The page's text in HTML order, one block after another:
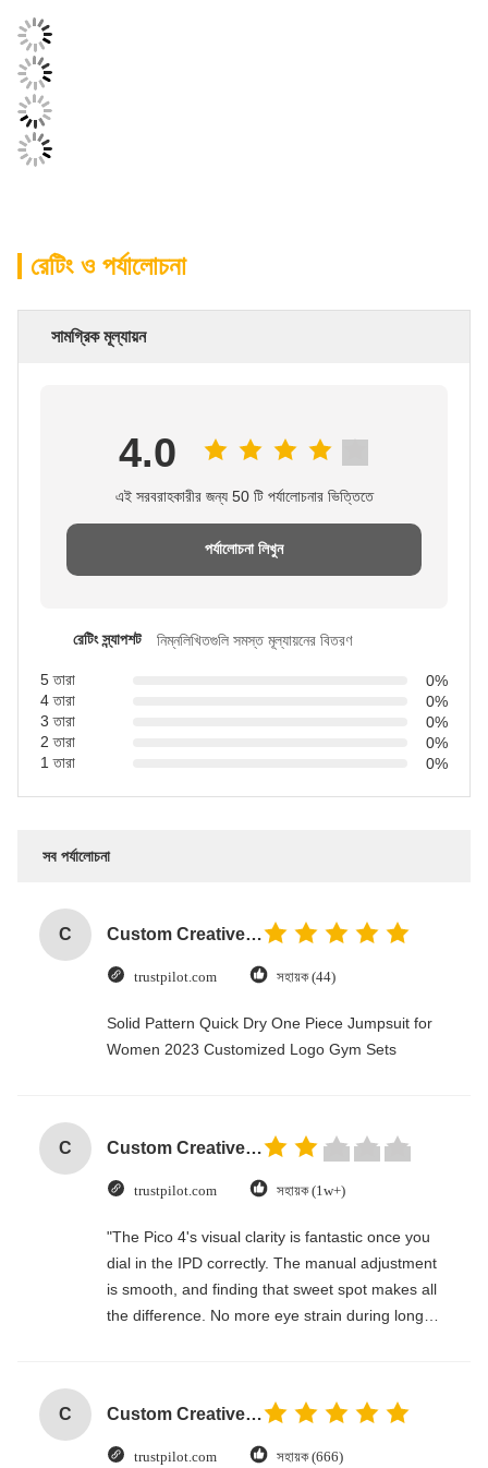
রেটিং ও পর্যালোচনা
সামগ্রিক মূল্যায়ন
4.0
এই সরবরাহকারীর জন্য 50 টি পর্যালোচনার ভিত্তিতে
পর্যালোচনা লিখুন
রেটিং স্ন্যাপশট নিম্নলিখিতগুলি সমস্ত মূল্যায়নের বিতরণ
5 তারা
0%
4 তারা
0%
3 তারা
0%
2 তারা
0%
1 তারা
0%
সব পর্যালোচনা
C Custom Creative Goodie Christmas Kraft Paper Gift Bag with Your Own Logo for Xmas Decorative Party
trustpilot.com সহায়ক (44)
Solid Pattern Quick Dry One Piece Jumpsuit for
Women 2023 Customized Logo Gym Sets
C Custom Creative Goodie Christmas Kraft Paper Gift Bag with Your Own Logo for Xmas Decorative Party
trustpilot.com সহায়ক (1w+)
"The Pico 4's visual clarity is fantastic once you
dial in the IPD correctly. The manual adjustment
is smooth, and finding that sweet spot makes all
the difference. No more eye strain during long
manual adjustment is smooth, and finding that
sweet spot makes all the difference. No more eye
C Custom Creative Goodie Christmas Kraft Paper Gift Bag with Your Own Logo for Xmas Decorative Party
trustpilot.com সহায়ক (666)